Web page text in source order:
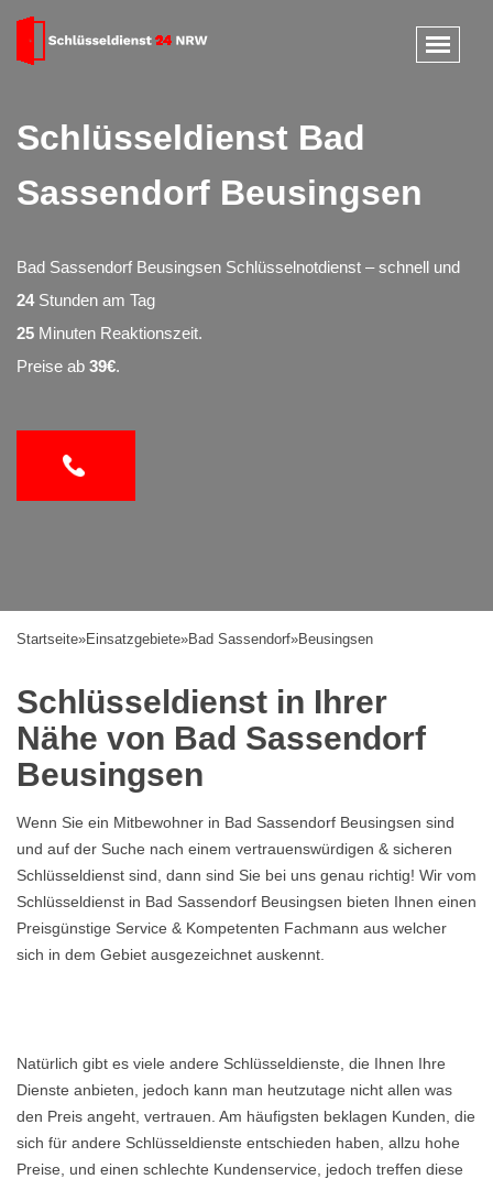
Schlüsseldienst Bad
Sassendorf Beusingsen
Bad Sassendorf Beusingsen Schlüsselnotdienst – schnell und
24Stunden am Tag
25 Minuten Reaktionszeit.
Preise ab 39€.
Startseite»Einsatzgebiete»Bad Sassendorf»Beusingsen
Schlüsseldienst in Ihrer
Nähe von Bad Sassendorf
Beusingsen
Wenn Sie ein Mitbewohner in Bad Sassendorf Beusingsen sind
und auf der Suche nach einem vertrauenswürdigen & sicheren
Schlüsseldienst sind, dann sind Sie bei uns genau richtig! Wir vom
Schlüsseldienst in Bad Sassendorf Beusingsen bieten Ihnen einen
Preisgünstige Service & Kompetenten Fachmann aus welcher
sich in dem Gebiet ausgezeichnet auskennt.
Natürlich gibt es viele andere Schlüsseldienste, die Ihnen Ihre
Dienste anbieten, jedoch kann man heutzutage nicht allen was
den Preis angeht, vertrauen. Am häufigsten beklagen Kunden, die
sich für andere Schlüsseldienste entschieden haben, allzu hohe
Preise, und einen schlechte Kundenservice, jedoch treffen diese